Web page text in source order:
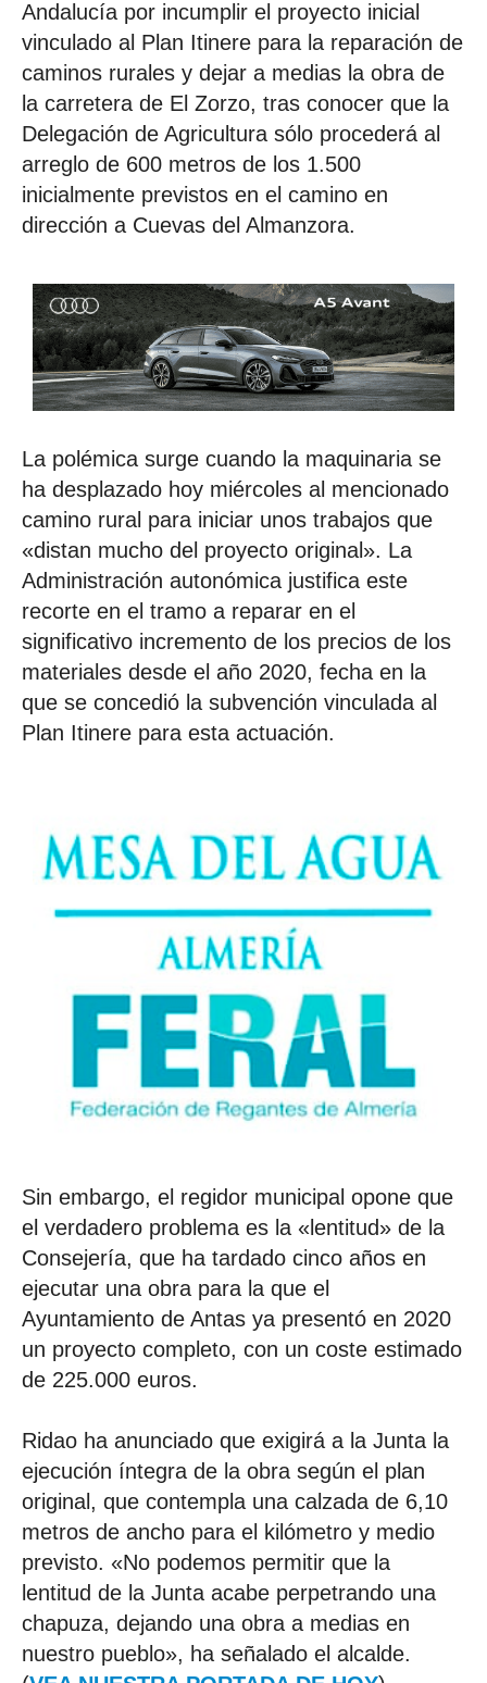
Andalucía por incumplir el proyecto inicial
vinculado al Plan Itinere para la reparación de
caminos rurales y dejar a medias la obra de
la carretera de El Zorzo, tras conocer que la
Delegación de Agricultura sólo procederá al
arreglo de 600 metros de los 1.500
inicialmente previstos en el camino en
dirección a Cuevas del Almanzora.
La polémica surge cuando la maquinaria se
ha desplazado hoy miércoles al mencionado
camino rural para iniciar unos trabajos que
«distan mucho del proyecto original». La
Administración autonómica justifica este
recorte en el tramo a reparar en el
significativo incremento de los precios de los
materiales desde el año 2020, fecha en la
que se concedió la subvención vinculada al
Plan Itinere para esta actuación.
Sin embargo, el regidor municipal opone que
el verdadero problema es la «lentitud» de la
Consejería, que ha tardado cinco años en
ejecutar una obra para la que el
Ayuntamiento de Antas ya presentó en 2020
un proyecto completo, con un coste estimado
de 225.000 euros.
Ridao ha anunciado que exigirá a la Junta la
ejecución íntegra de la obra según el plan
original, que contempla una calzada de 6,10
metros de ancho para el kilómetro y medio
previsto. «No podemos permitir que la
lentitud de la Junta acabe perpetrando una
chapuza, dejando una obra a medias en
nuestro pueblo», ha señalado el alcalde.